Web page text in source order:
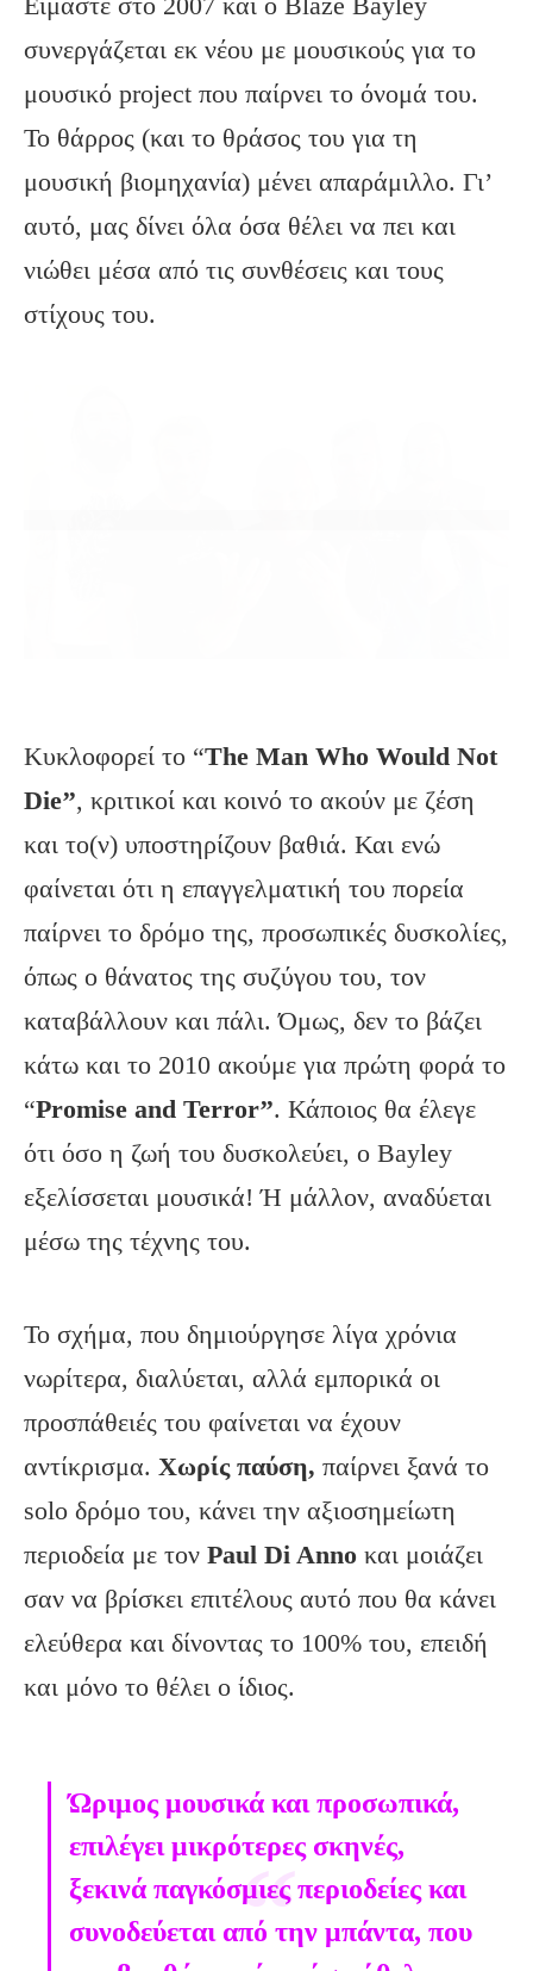
συνεργάζεται εκ νέου με μουσικούς για το
μουσικό project που παίρνει το όνομά του.
Το θάρρος (και το θράσος του για τη
μουσική βιομηχανία) μένει απαράμιλλο. Γι’
αυτό, μας δίνει όλα όσα θέλει να πει και
νιώθει μέσα από τις συνθέσεις και τους
στίχους του.
Κυκλοφορεί το “Τhe Man Who Would Not
Die’’, κριτικοί και κοινό το ακούν με ζέση
και το(ν) υποστηρίζουν βαθιά. Και ενώ
φαίνεται ότι η επαγγελματική του πορεία
παίρνει το δρόμο της, προσωπικές δυσκολίες,
όπως ο θάνατος της συζύγου του, τον
καταβάλλουν και πάλι. Όμως, δεν το βάζει
κάτω και το 2010 ακούμε για πρώτη φορά το
“Promise and Terror’’. Κάποιος θα έλεγε
ότι όσο η ζωή του δυσκολεύει, ο Bayley
εξελίσσεται μουσικά! Ή μάλλον, αναδύεται
μέσω της τέχνης του.
Το σχήμα, που δημιούργησε λίγα χρόνια
νωρίτερα, διαλύεται, αλλά εμπορικά οι
προσπάθειές του φαίνεται να έχουν
αντίκρισμα. Χωρίς παύση, παίρνει ξανά το
solo δρόμο του, κάνει την αξιοσημείωτη
περιοδεία με τον Paul Di Anno και μοιάζει
σαν να βρίσκει επιτέλους αυτό που θα κάνει
ελεύθερα και δίνοντας το 100% του, επειδή
και μόνο το θέλει ο ίδιος.
Ώριμος μουσικά και προσωπικά,
επιλέγει μικρότερες σκηνές,
ξεκινά παγκόσμιες περιοδείες και
συνοδεύεται από την μπάντα, που